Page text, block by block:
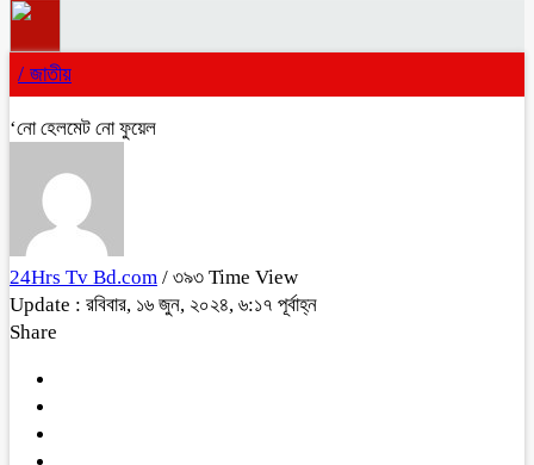
/ জাতীয়
‘নো হেলমেট নো ফুয়েল
24Hrs Tv Bd.com / ৩৯৩ Time View
Update : রবিবার, ১৬ জুন, ২০২৪, ৬:১৭ পূর্বাহ্ন
Share